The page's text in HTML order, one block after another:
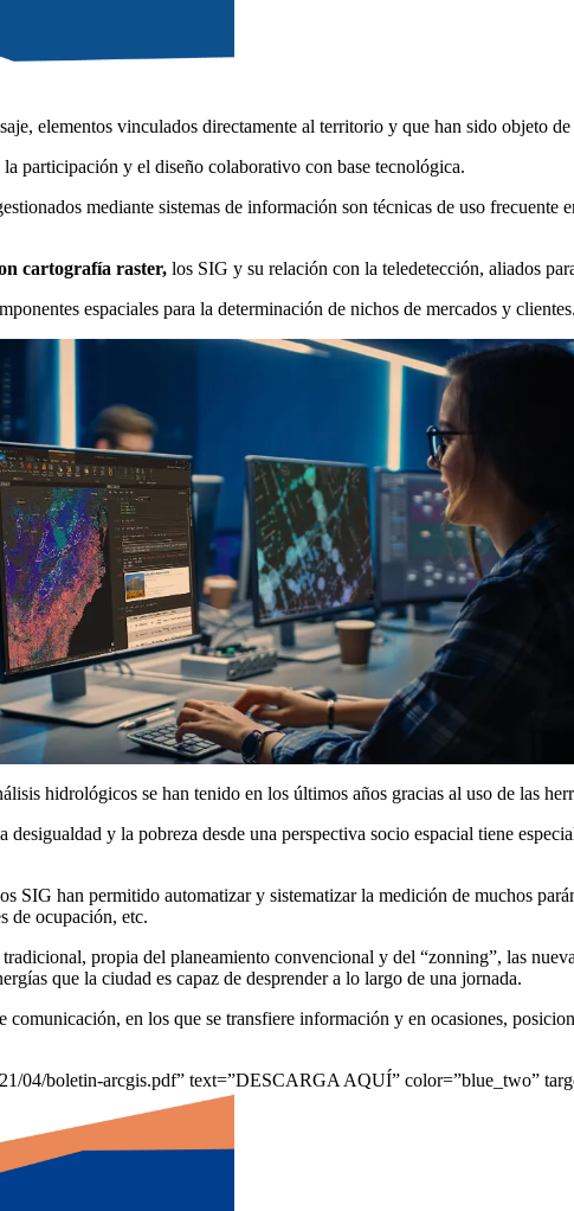
elementos vinculados directamente al territorio y que han sido objeto
participación y el diseño colaborativo con base tecnológica.
mediante sistemas de información son técnicas de uso frecuente
cartografía raster, los SIG y su relación con la teledetección, aliados
espaciales para la determinación de nichos de mercados y clientes.
hidrológicos se han tenido en los últimos años gracias al uso de las
desigualdad y la pobreza desde una perspectiva socio espacial tiene
SIG han permitido automatizar y sistematizar la medición de muchos
de ocupación, etc.
propia del planeamiento convencional y del “zonning”, las
que la ciudad es capaz de desprender a lo largo de una jornada.
comunicación, en los que se transfiere información y en ocasiones,
04/boletin-arcgis.pdf” text=”DESCARGA AQUÍ” color=”blue_two”